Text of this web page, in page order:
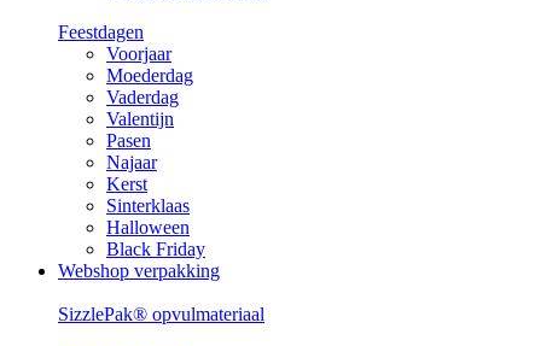
Feestdagen
Voorjaar
Moederdag
Vaderdag
Valentijn
Pasen
Najaar
Kerst
Sinterklaas
Halloween
Black Friday
Webshop verpakking
SizzlePak® opvulmateriaal